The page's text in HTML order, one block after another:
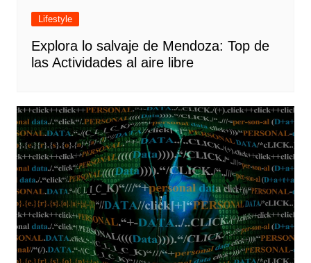
Lifestyle
Explora lo salvaje de Mendoza: Top de
las Actividades al aire libre